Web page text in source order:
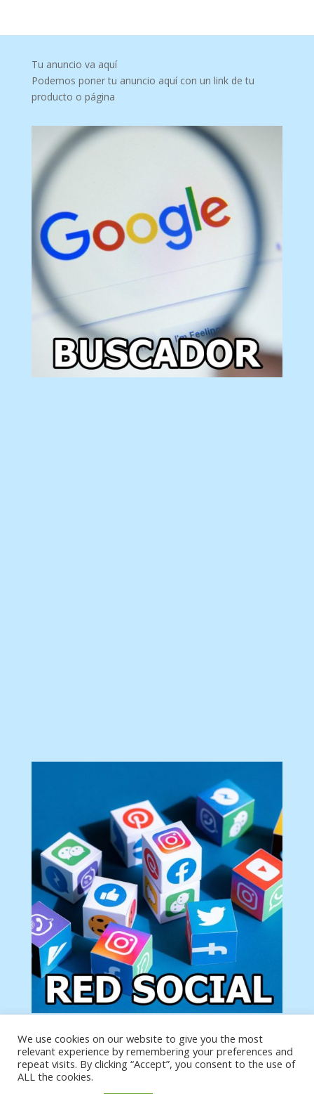
Tu anuncio va aquí
Podemos poner tu anuncio aquí con un link de tu
producto o página
Tu anuncio va aquí
Podemos poner tu anuncio aquí con un link de tu
producto o página
We use cookies on our website to give you the most
relevant experience by remembering your preferences and
repeat visits. By clicking “Accept”, you consent to the use of
ALL the cookies.